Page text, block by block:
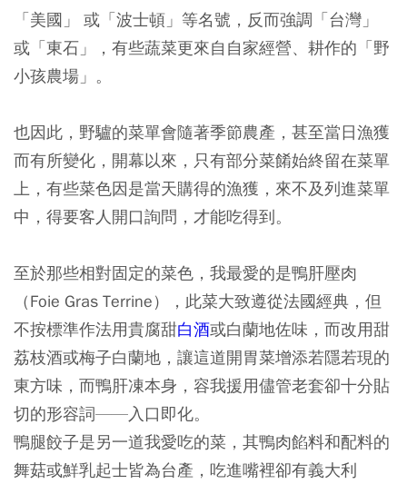
「美國」 或「波士頓」等名號，反而強調「台灣」
或「東石」，有些蔬菜更來自自家經營、耕作的「野
小孩農場」。
也因此，野驢的菜單會隨著季節農產，甚至當日漁獲
而有所變化，開幕以來，只有部分菜餚始終留在菜單
上，有些菜色因是當天購得的漁獲，來不及列進菜單
中，得要客人開口詢問，才能吃得到。
至於那些相對固定的菜色，我最愛的是鴨肝壓肉
（Foie Gras Terrine），此菜大致遵從法國經典，但
不按標準作法用貴腐甜白酒或白蘭地佐味，而改用甜
荔枝酒或梅子白蘭地，讓這道開胃菜增添若隱若現的
東方味，而鴨肝凍本身，容我援用儘管老套卻十分貼
切的形容詞——入口即化。
鴨腿餃子是另一道我愛吃的菜，其鴨肉餡料和配料的
舞菇或鮮乳起士皆為台產，吃進嘴裡卻有義大利